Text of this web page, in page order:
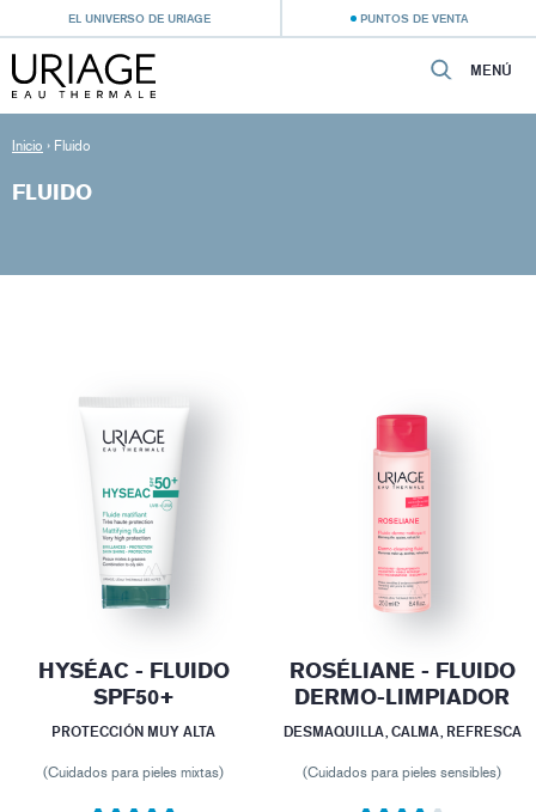
EL UNIVERSO DE URIAGE PUNTOS DE VENTA
MENÚ
Inicio › Fluido
FLUIDO
HYSÉAC - FLUIDO
SPF50+
PROTECCIÓN MUY ALTA
(Cuidados para pieles mixtas)
ROSÉLIANE - FLUIDO
DERMO-LIMPIADOR
DESMAQUILLA, CALMA, REFRESCA
(Cuidados para pieles sensibles)